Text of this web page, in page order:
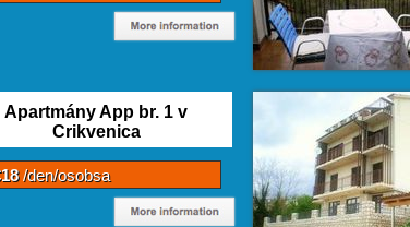
Apartmány App br. 1 v
Crikvenica
/den/osobsa